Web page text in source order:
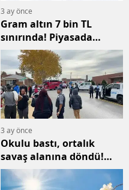
3 ay önce
Gram altın 7 bin TL
sınırında! Piyasada
hareket başladı
3 ay önce
Okulu bastı, ortalık
savaş alanına döndü!
Urfa’daki saldırı
Türkiye’yi sarstı